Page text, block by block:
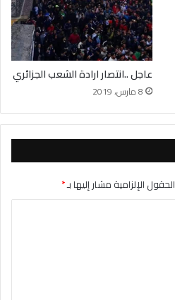
عاجل ..انتصار ارادة الشعب الجزائري
8 مارس، 2019
الحقول الإلزامية مشار إليها بـ*